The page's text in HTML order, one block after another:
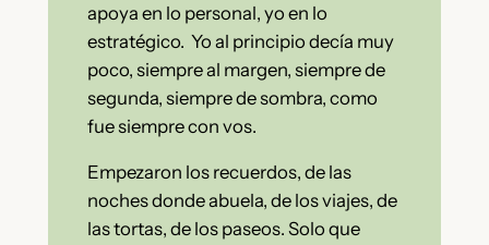
apoya en lo personal, yo en lo
estratégico. Yo al principio decía muy
poco, siempre al margen, siempre de
segunda, siempre de sombra, como
fue siempre con vos.
Empezaron los recuerdos, de las
noches donde abuela, de los viajes, de
las tortas, de los paseos. Solo que